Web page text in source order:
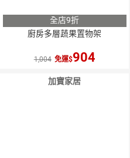
全店9折
廚房多層蔬果置物架
1,004 免運 904
加寶家居